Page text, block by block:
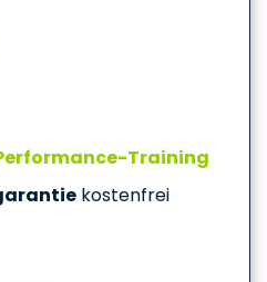
Performance-Training
kostenfrei